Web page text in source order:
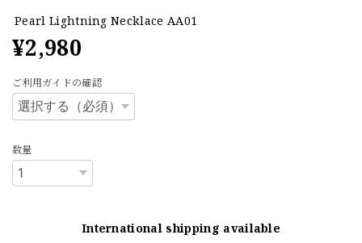
Pearl Lightning Necklace AA01
¥2,980
ご利用ガイドの確認
数量
International shipping available